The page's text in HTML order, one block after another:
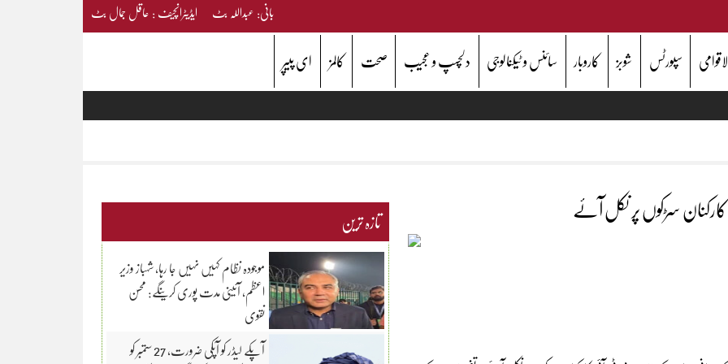
بانی: عبداللہ بٹ ایڈیٹرانچیف : عاقل جمال بٹ
سپورٹس شوبز کاروبار سائنس و ٹیکنالوجی دلچسپ و عجیب صحت کالمز ای پیپر
سڑکوں پر نکل آئے تازہ ترین
موجودہ نظام کہیں نہیں جا رہا، شہباز وزیر
اعظم، آئینی مدت پوری کرینگے: محسن
نقوی
آپکے لیڈر کو آپکی ضرورت، 27 ستمبر کو